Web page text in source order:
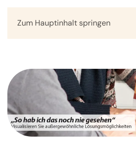
Zum Hauptinhalt springen